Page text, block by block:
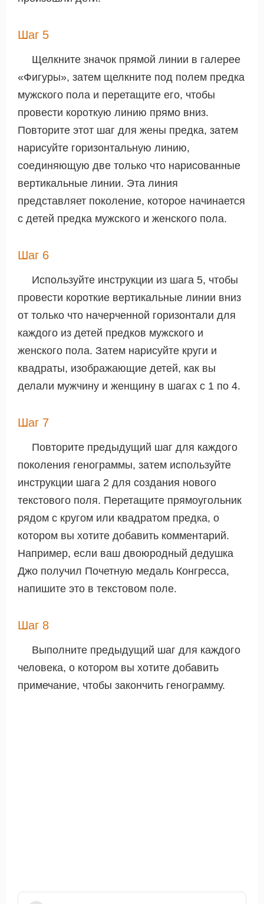
Шаг 5
Щелкните значок прямой линии в галерее
«Фигуры», затем щелкните под полем предка
мужского пола и перетащите его, чтобы
провести короткую линию прямо вниз.
Повторите этот шаг для жены предка, затем
нарисуйте горизонтальную линию,
соединяющую две только что нарисованные
вертикальные линии. Эта линия
представляет поколение, которое начинается
с детей предка мужского и женского пола.
Шаг 6
Используйте инструкции из шага 5, чтобы
провести короткие вертикальные линии вниз
от только что начерченной горизонтали для
каждого из детей предков мужского и
женского пола. Затем нарисуйте круги и
квадраты, изображающие детей, как вы
делали мужчину и женщину в шагах с 1 по 4.
Шаг 7
Повторите предыдущий шаг для каждого
поколения генограммы, затем используйте
инструкции шага 2 для создания нового
текстового поля. Перетащите прямоугольник
рядом с кругом или квадратом предка, о
котором вы хотите добавить комментарий.
Например, если ваш двоюродный дедушка
Джо получил Почетную медаль Конгресса,
напишите это в текстовом поле.
Шаг 8
Выполните предыдущий шаг для каждого
человека, о котором вы хотите добавить
примечание, чтобы закончить генограмму.